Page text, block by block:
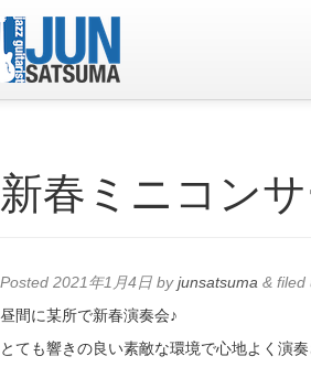
Live Schedule
Photo
Contact
新春ミニコン
Posted 2021年1月4日 byjunsatsuma & filed
昼間に某所で新春演奏会♪
とても響きの良い素敵な環境で心地よく演